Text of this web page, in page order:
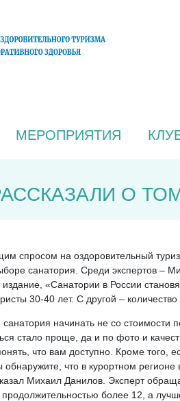
МЕРОПРИЯТИЯ
О
спросом на оздоровительный
санатория. Среди экспертов –
«Санатории в России
30-40 лет. С другой –
начинать не со стоимости
стало проще, да и по фото и
что вам доступно. Кроме того,
что в курортном
Михаил Данилов. Эксперт
продолжительностью более 12, а